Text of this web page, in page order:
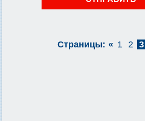
Страницы: « 1 2 3